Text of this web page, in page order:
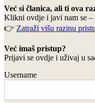
Već si članica, ali ti ova
Klikni ovdje i javi nam se –
👉 Zatraži višu razinu
Već imaš pristup?
Prijavi se ovdje i uživaj u
Username